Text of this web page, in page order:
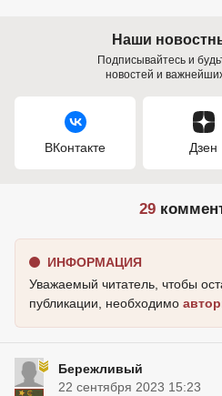
Наши
Подписывайтесь и
новостей и
ВКонтакте Дзен
29
ИНФОРМАЦИЯ
Уважаемый читатель, чтобы
публикации, необходимо
Бережливый
22 сентября 2023 15:23